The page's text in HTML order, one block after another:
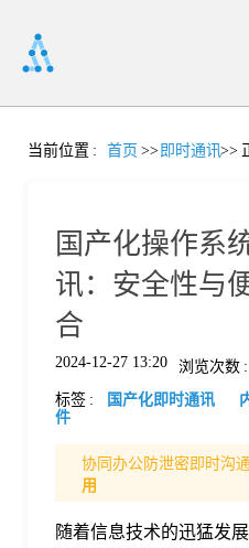
首
价
格
当前位置 : 首页 >> 即时通讯>>
国产化操作系
讯：安全性与
合
2024-12-27 13:20 浏览次数 :
标签 : 国产化即时通讯
件
协同办公防泄密即时沟
用
随着信息技术的迅猛发